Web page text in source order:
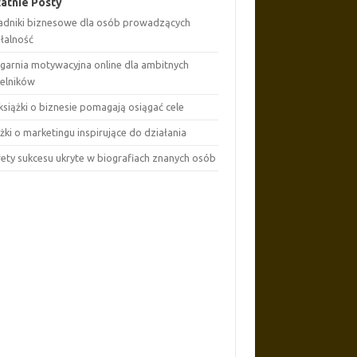
biznesowe dla osób prowadzących
motywacyjna online dla ambitnych
o biznesie pomagają osiągać cele
o marketingu inspirujące do działania
sukcesu ukryte w biografiach znanych osób